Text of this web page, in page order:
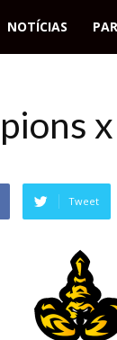
Salão
NOTÍCIAS
Tweet